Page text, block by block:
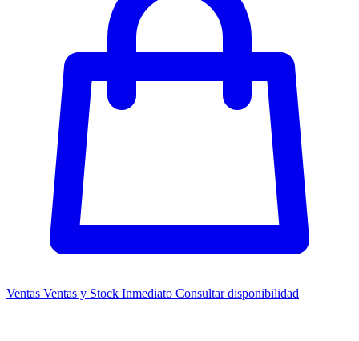
Ventas Ventas y Stock Inmediato Consultar disponibilidad